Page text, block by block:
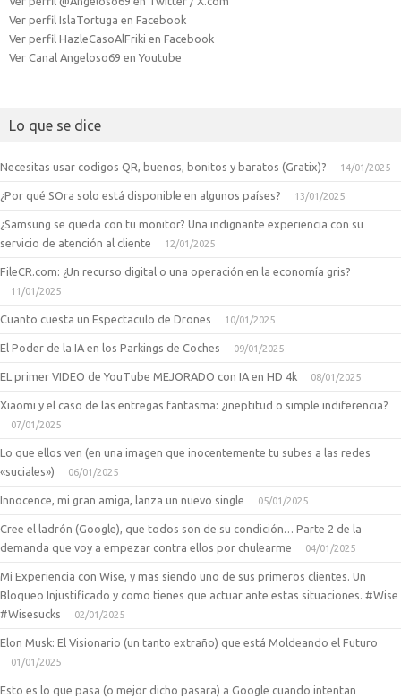
Ver perfil IslaTortuga en Facebook
Ver perfil HazleCasoAlFriki en Facebook
Ver Canal Angeloso69 en Youtube
Lo que se dice
Necesitas usar codigos QR, buenos, bonitos y baratos (Gratix)? 14/01/2025
¿Por qué SOra solo está disponible en algunos países? 13/01/2025
¿Samsung se queda con tu monitor? Una indignante experiencia con su
servicio de atención al cliente
12/01/2025
FileCR.com: ¿Un recurso digital o una operación en la economía gris?
11/01/2025
Cuanto cuesta un Espectaculo de Drones 10/01/2025
El Poder de la IA en los Parkings de Coches 09/01/2025
EL primer VIDEO de YouTube MEJORADO con IA en HD 4k 08/01/2025
Xiaomi y el caso de las entregas fantasma: ¿ineptitud o simple indiferencia?
07/01/2025
Lo que ellos ven (en una imagen que inocentemente tu subes a las redes
«suciales»)
06/01/2025
Innocence, mi gran amiga, lanza un nuevo single 05/01/2025
Cree el ladrón (Google), que todos son de su condición… Parte 2 de la
demanda que voy a empezar contra ellos por chulearme
04/01/2025
Mi Experiencia con Wise, y mas siendo uno de sus primeros clientes. Un
Bloqueo Injustificado y como tienes que actuar ante estas situaciones. #Wise
#Wisesucks
02/01/2025
Elon Musk: El Visionario (un tanto extraño) que está Moldeando el Futuro
01/01/2025
Esto es lo que pasa (o mejor dicho pasara) a Google cuando intentan